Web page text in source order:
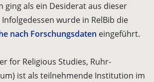
ging als ein Desiderat aus dieser
wurde in RelBib die
nach Forschungsdaten eingeführt.
for Religious Studies, Ruhr-
ist als teilnehmende Institution im